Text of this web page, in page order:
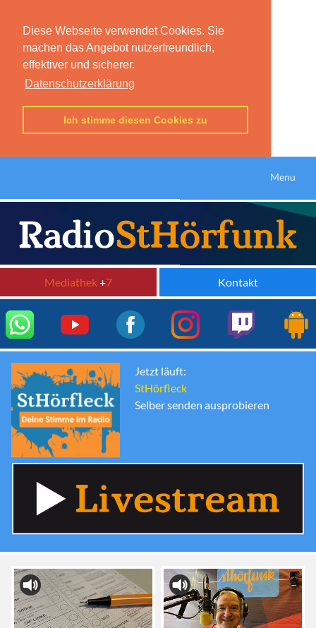
Diese Webseite verwendet Cookies. Sie
machen das Angebot nutzerfreundlich,
effektiver und sicherer.
Datenschutzerklärung
Ich stimme diesen Cookies zu
Menu
Mediathek+7 Kontakt
Jetzt läuft:
StHörfleck
Selber senden ausprobieren